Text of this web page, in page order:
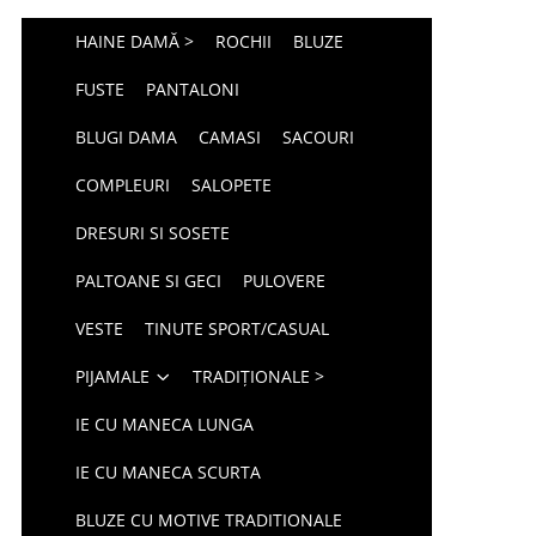
HAINE DAMĂ > ROCHII BLUZE
FUSTE PANTALONI
BLUGI DAMA CAMASI SACOURI
COMPLEURI SALOPETE
DRESURI SI SOSETE
PALTOANE SI GECI PULOVERE
VESTE TINUTE SPORT/CASUAL
PIJAMALE TRADIȚIONALE >
IE CU MANECA LUNGA
IE CU MANECA SCURTA
BLUZE CU MOTIVE TRADITIONALE